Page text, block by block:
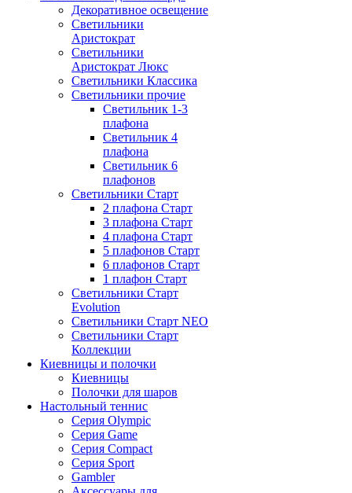
Декоративное освещение
Светильники
Аристократ
Светильники
Аристократ Люкс
Светильники Классика
Светильники прочие
Светильник 1-3
плафона
Светильник 4
плафона
Светильник 6
плафонов
Светильники Старт
2 плафона Старт
3 плафона Старт
4 плафона Старт
5 плафонов Старт
6 плафонов Старт
1 плафон Старт
Светильники Старт
Evolution
Светильники Старт NEO
Светильники Старт
Коллекции
Киевницы и полочки
Киевницы
Полочки для шаров
Настольный теннис
Серия Olympic
Серия Game
Серия Compact
Серия Sport
Gambler